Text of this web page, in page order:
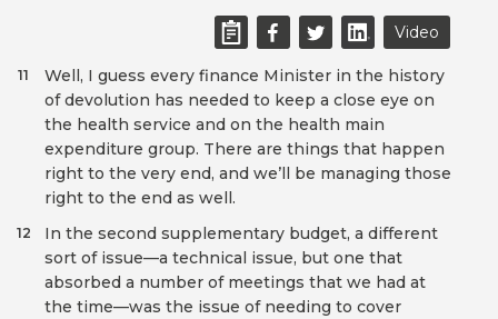
Video
Well, I guess every finance Minister in the history
of devolution has needed to keep a close eye on
the health service and on the health main
expenditure group. There are things that happen
right to the very end, and we’ll be managing those
right to the end as well.
11
In the second supplementary budget, a different
sort of issue—a technical issue, but one that
absorbed a number of meetings that we had at
the time—was the issue of needing to cover
12